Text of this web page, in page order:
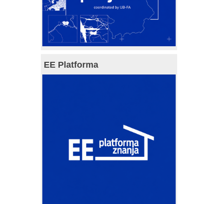
EE Platforma